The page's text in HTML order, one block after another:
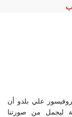
علي بلدو أن
ليجمل من صورتنا